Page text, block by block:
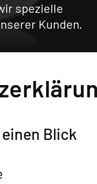
spezielle
Kunden.
Blick